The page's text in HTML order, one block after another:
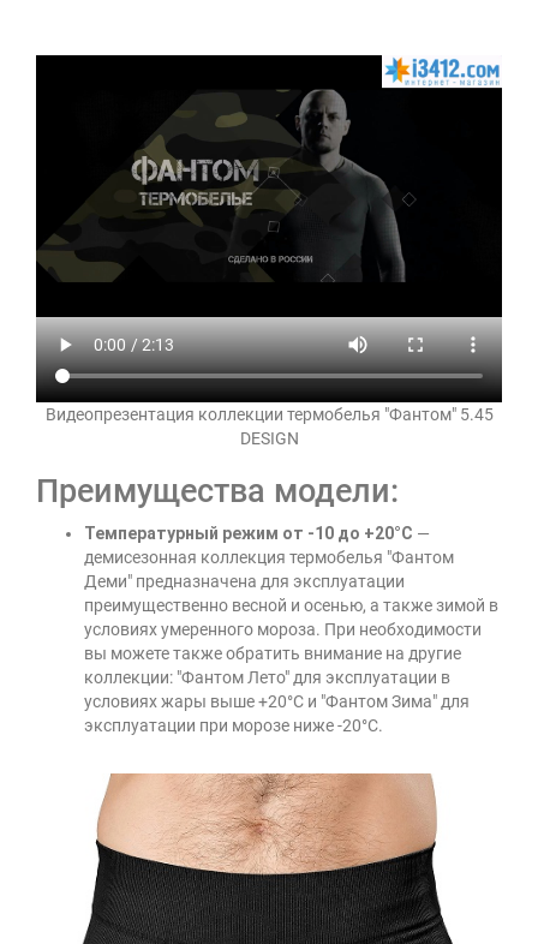
Видеопрезентация коллекции термобелья "Фантом" 5.45
DESIGN
Преимущества модели:
Температурный режим от -10 до +20°C —
демисезонная коллекция термобелья "Фантом
Деми" предназначена для эксплуатации
преимущественно весной и осенью, а также зимой в
условиях умеренного мороза. При необходимости
вы можете также обратить внимание на другие
коллекции: "Фантом Лето" для эксплуатации в
условиях жары выше +20°C и "Фантом Зима" для
эксплуатации при морозе ниже -20°C.